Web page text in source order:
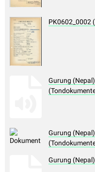
PK0602_0002
Gurung
Gurung
Gurung